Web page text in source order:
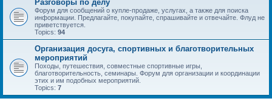
Разговоры по делу
Форум для сообщений о купле-продаже, услугах, а также для поиска
информации. Предлагайте, покупайте, спрашивайте и отвечайте. Флуд не
приветствуется.
Topics: 94
Организация досуга, спортивных и благотворительных
мероприятий
Походы, путешествия, совместные спортивные игры,
благотворительность, семинары. Форум для организации и координации
этих и им подобных мероприятий.
Topics: 7